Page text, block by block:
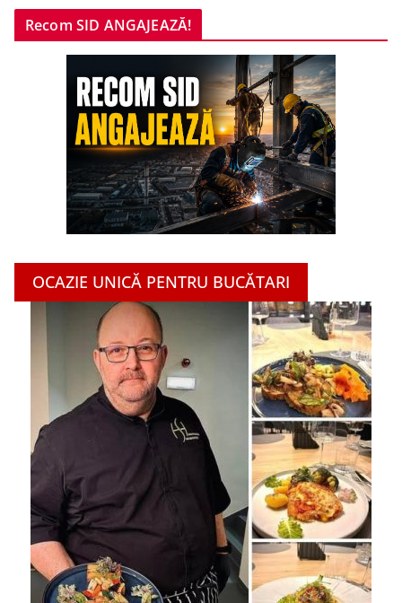
Recom SID ANGAJEAZĂ!
OCAZIE UNICĂ PENTRU BUCĂTARI